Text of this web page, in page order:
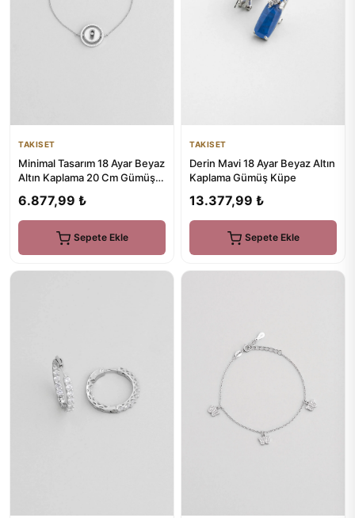
TAKISET
Minimal Tasarım 18 Ayar Beyaz
Altın Kaplama 20 Cm Gümüş
6.877,99 ₺
Sepete Ekle
TAKISET
Derin Mavi 18 Ayar Beyaz Altın
Kaplama Gümüş Küpe
13.377,99 ₺
Sepete Ekle